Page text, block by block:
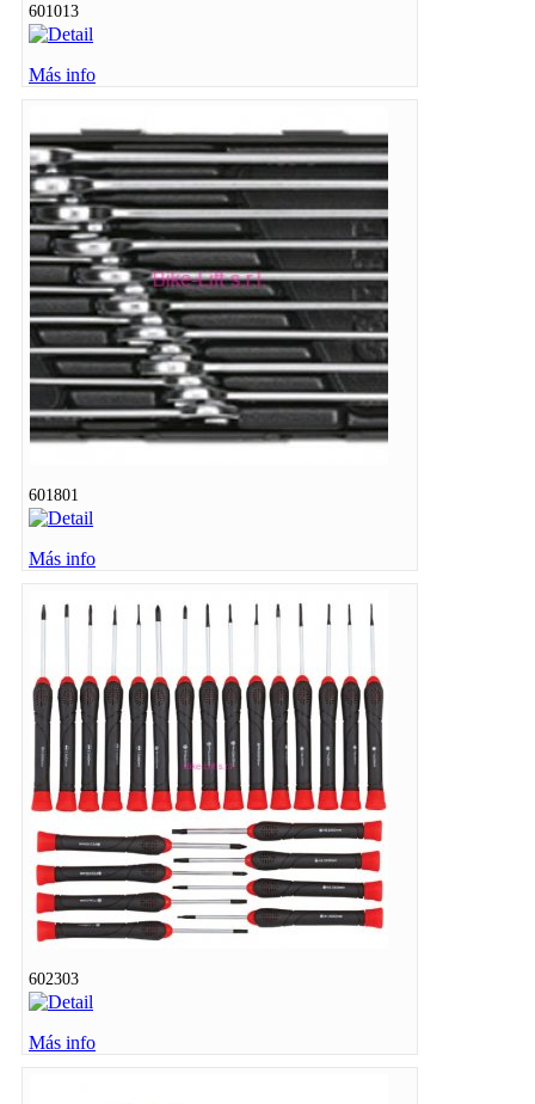
601013
Más info
601801
Más info
602303
Más info